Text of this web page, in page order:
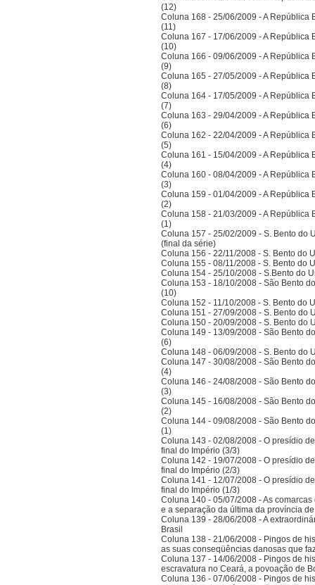
(12)
Coluna 168 - 25/06/2009 - A República
(11)
Coluna 167 - 17/06/2009 - A República
(10)
Coluna 166 - 09/06/2009 - A República
(9)
Coluna 165 - 27/05/2009 - A República
(8)
Coluna 164 - 17/05/2009 - A República
(7)
Coluna 163 - 29/04/2009 - A República
(6)
Coluna 162 - 22/04/2009 - A República
(5)
Coluna 161 - 15/04/2009 - A República
(4)
Coluna 160 - 08/04/2009 - A República
(3)
Coluna 159 - 01/04/2009 - A República
(2)
Coluna 158 - 21/03/2009 - A República
(1)
Coluna 157 - 25/02/2009 - S. Bento do
(final da série)
Coluna 156 - 22/11/2008 - S. Bento do
Coluna 155 - 08/11/2008 - S. Bento do
Coluna 154 - 25/10/2008 - S.Bento do
Coluna 153 - 18/10/2008 - São Bento
(10)
Coluna 152 - 11/10/2008 - S. Bento do
Coluna 151 - 27/09/2008 - S. Bento do
Coluna 150 - 20/09/2008 - S. Bento do
Coluna 149 - 13/09/2008 - São Bento
(6)
Coluna 148 - 06/09/2008 - S. Bento do
Coluna 147 - 30/08/2008 - São Bento
(4)
Coluna 146 - 24/08/2008 - São Bento
(3)
Coluna 145 - 16/08/2008 - São Bento
(2)
Coluna 144 - 09/08/2008 - São Bento
(1)
Coluna 143 - 02/08/2008 - O presídio
final do Império (3/3)
Coluna 142 - 19/07/2008 - O presídio
final do Império (2/3)
Coluna 141 - 12/07/2008 - O presídio
final do Império (1/3)
Coluna 140 - 05/07/2008 - As
e a separação da última da província
Coluna 139 - 28/06/2008 - A
Brasil
Coluna 138 - 21/06/2008 - Pingos de
as suas conseqüências danosas que
Coluna 137 - 14/06/2008 - Pingos de
escravatura no Ceará, a povoação de
Coluna 136 - 07/06/2008 - Pingos de